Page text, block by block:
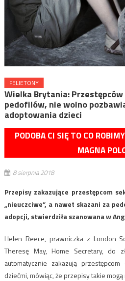
FELIETONY
Wielka Brytania:
pedofilów, nie wolno
adoptowania dzieci
PODOBA CI SIĘ TO CO
MAGNA
8 sierpnia 2018
Przepisy zakazujące przestępcom
„nieuczciwe”, a nawet skazani za
adopcji, stwierdziła szanowana w
Helen Reece, prawniczka z London
Theresę May, Home Secretary, do
automatycznie zakazują
dziećmi, mówiąc, że przepisy takie